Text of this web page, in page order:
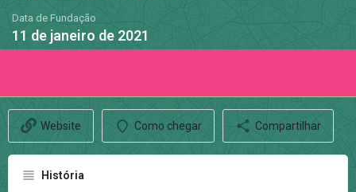
Data de Fundação
11 de janeiro de 2021
Website Como chegar Compartilhar
História